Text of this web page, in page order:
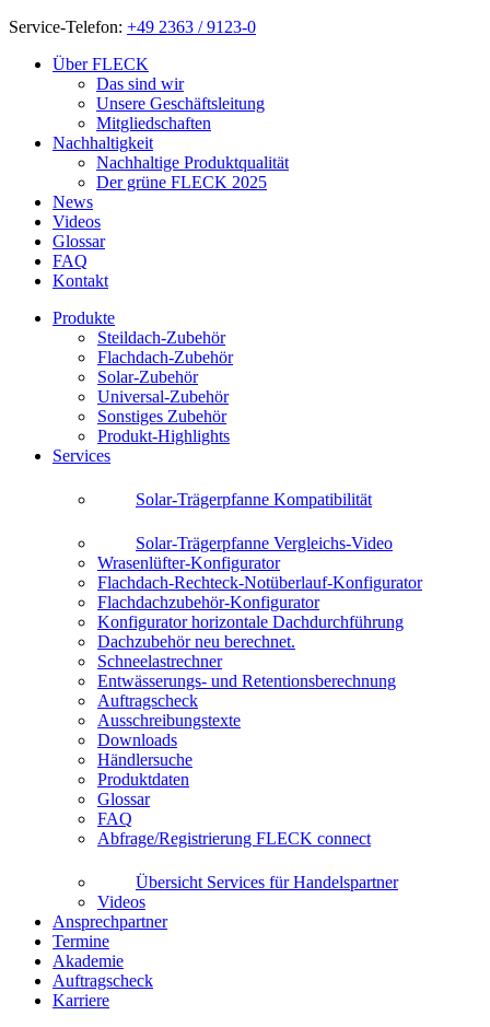
Service-Telefon: +49 2363 / 9123-0
Über FLECK
Das sind wir
Unsere Geschäftsleitung
Mitgliedschaften
Nachhaltigkeit
Nachhaltige Produktqualität
Der grüne FLECK 2025
News
Videos
Glossar
FAQ
Kontakt
Produkte
Steildach-Zubehör
Flachdach-Zubehör
Solar-Zubehör
Universal-Zubehör
Sonstiges Zubehör
Produkt-Highlights
Services
Solar-Trägerpfanne Kompatibilität
Solar-Trägerpfanne Vergleichs-Video
Wrasenlüfter-Konfigurator
Flachdach-Rechteck-Notüberlauf-Konfigurator
Flachdachzubehör-Konfigurator
Konfigurator horizontale Dachdurchführung
Dachzubehör neu berechnet.
Schneelastrechner
Entwässerungs- und Retentionsberechnung
Auftragscheck
Ausschreibungstexte
Downloads
Händlersuche
Produktdaten
Glossar
FAQ
Abfrage/Registrierung FLECK connect
Übersicht Services für Handelspartner
Videos
Ansprechpartner
Termine
Akademie
Auftragscheck
Karriere